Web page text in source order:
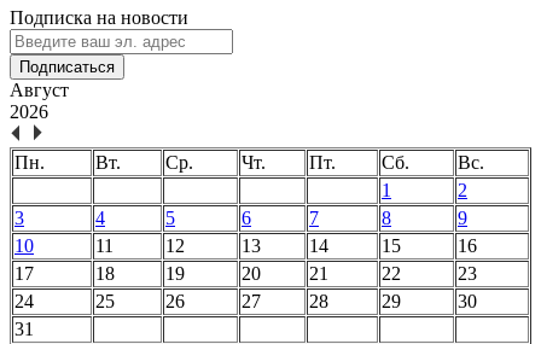
Подписка на новости
Подписаться
Август
2026
Пн. Вт. Ср. Чт. Пт. Сб.
Вс.
1
2
3
4 5 6 7 8
9
10
11 12 13 14 15
16
17
18 19 20 21 22
23
24
25 26 27 28 29
30
31